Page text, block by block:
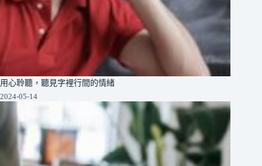
用心聆聽，聽見字裡行間的情緒
2024-05-14